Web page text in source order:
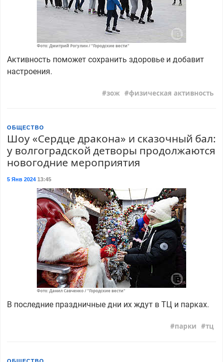
Фото: Дмитрий Рогулин / "Городские вести"
Активность поможет сохранить здоровье и добавит
настроения.
зож физическая активность
ОБЩЕСТВО
Шоу «Сердце дракона» и сказочный бал:
у волгоградской детворы продолжаются
новогодние мероприятия
5 Янв 202413:45
Фото: Данил Савченко / "Городские вести"
В последние праздничные дни их ждут в ТЦ и парках.
парки тц
ОБЩЕСТВО